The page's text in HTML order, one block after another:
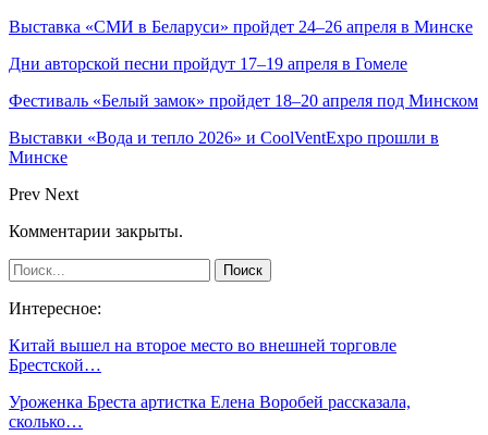
Выставка «СМИ в Беларуси» пройдет 24–26 апреля в Минске
Дни авторской песни пройдут 17–19 апреля в Гомеле
Фестиваль «Белый замок» пройдет 18–20 апреля под Минском
Выставки «Вода и тепло 2026» и CoolVentExpo прошли в
Минске
Prev Next
Комментарии закрыты.
Интересное:
Китай вышел на второе место во внешней торговле
Брестской…
Уроженка Бреста артистка Елена Воробей рассказала,
сколько…